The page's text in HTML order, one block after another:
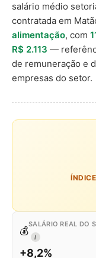
salário médio
contratada em
alimentação, com
R$ 2.113 —
de remuneração e
empresas do setor.
💰
SALÁRIO REAL DO
I
+8,2%